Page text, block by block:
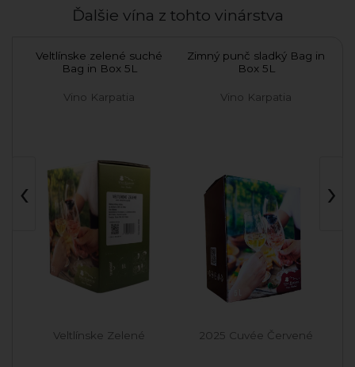
Ďalšie vína z tohto vinárstva
Veltlínske zelené suché
Bag in Box 5L
Vino Karpatia
Veltlínske Zelené
Zimný punč sladký Bag in
Box 5L
Vino Karpatia
2025 Cuvée Červené
‹ ›